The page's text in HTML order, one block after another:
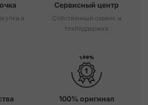
в
Сервисный центр
Собственный сервис и
техподдержка
100% оригинал